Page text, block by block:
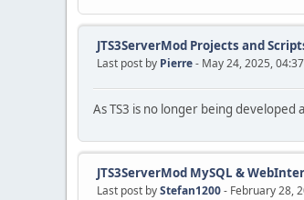
JTS3ServerMod Projects and
Last post by Pierre- May 24, 2025,
As TS3 is no longer being
JTS3ServerMod MySQL &
Last post byStefan1200- February 28,